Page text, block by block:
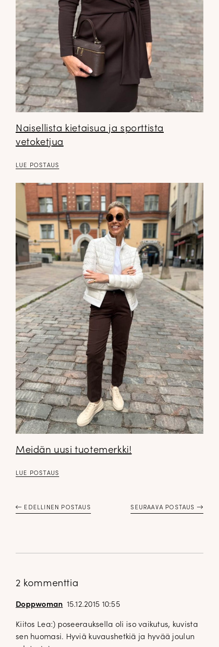
Naisellista kietaisua ja sporttista
vetoketjua
LUE POSTAUS
Meidän uusi tuotemerkki!
LUE POSTAUS
EDELLINEN POSTAUS SEURAAVA POSTAUS
2 kommenttia
Doppwoman 15.12.2015 10:55
Kiitos Lea:) poseerauksella oli iso vaikutus, kuvista
sen huomasi. Hyviä kuvaushetkiä ja hyvää joulun